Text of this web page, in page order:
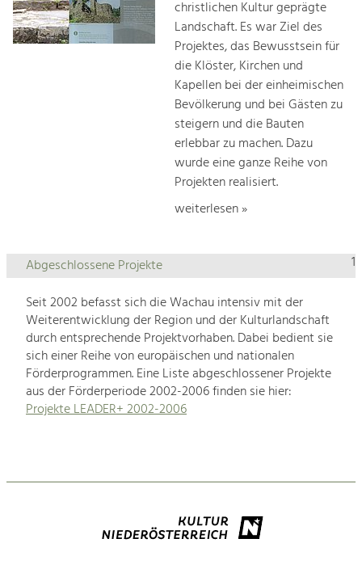
christlichen Kultur geprägte
Landschaft. Es war Ziel des
Projektes, das Bewusstsein für
die Klöster, Kirchen und
Kapellen bei der einheimischen
Bevölkerung und bei Gästen zu
steigern und die Bauten
erlebbar zu machen. Dazu
wurde eine ganze Reihe von
Projekten realisiert.
weiterlesen »
1
Abgeschlossene Projekte
Seit 2002 befasst sich die Wachau intensiv mit der
Weiterentwicklung der Region und der Kulturlandschaft
durch entsprechende Projektvorhaben. Dabei bedient sie
sich einer Reihe von europäischen und nationalen
Förderprogrammen. Eine Liste abgeschlossener Projekte
aus der Förderperiode 2002-2006 finden sie hier:
Projekte LEADER+ 2002-2006